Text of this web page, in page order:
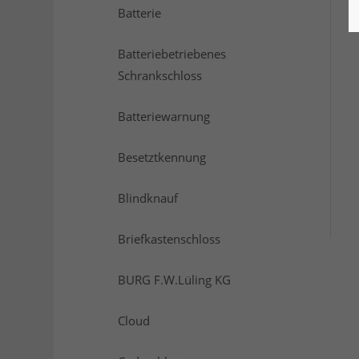
Batterie
Batteriebetriebenes
Schrankschloss
Batteriewarnung
Besetztkennung
Blindknauf
Briefkastenschloss
BURG F.W.Lüling KG
Cloud